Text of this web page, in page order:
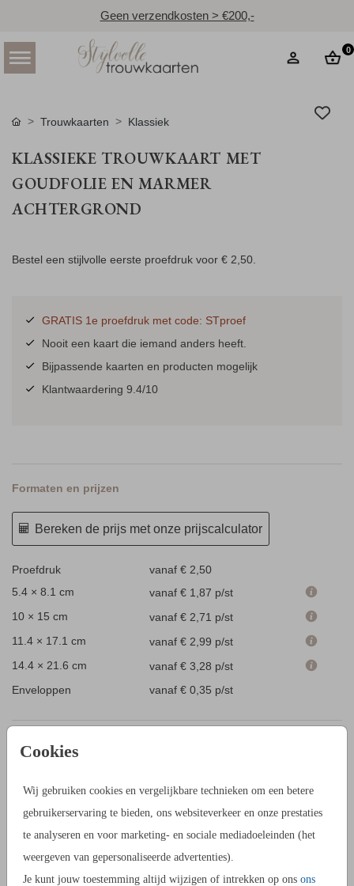
Geen verzendkosten > €200,-
0
Cookies
Wij gebruiken cookies en vergelijkbare technieken om een betere
gebruikerservaring te bieden, ons websiteverkeer en onze prestaties
te analyseren en voor marketing- en sociale mediadoeleinden (het
weergeven van gepersonaliseerde advertenties).
Je kunt jouw toestemming altijd wijzigen of intrekken op ons ons
Trouwkaarten Klassiek
KLASSIEKE TROUWKAART MET
GOUDFOLIE EN MARMER
ACHTERGROND
Bestel een stijlvolle eerste proefdruk voor € 2,50.
GRATIS 1e proefdruk met code: STproef
Nooit een kaart die iemand anders heeft.
Bijpassende kaarten en producten mogelijk
Klantwaardering 9.4/10
Formaten en prijzen
Bereken de prijs met onze prijscalculator
Proefdruk
vanaf € 2,50
5.4 × 8.1 cm
vanaf € 1,87 p/st
10 × 15 cm
vanaf € 2,71 p/st
11.4 × 17.1 cm
vanaf € 2,99 p/st
14.4 × 21.6 cm
vanaf € 3,28 p/st
Enveloppen
vanaf € 0,35 p/st
PRODUCTINFORMATIE
OMSCHRIJVING
Een klassieke trouwkaart met jullie namen in goudfolie met
een lichte marmerlook op de achtergrond. Deze trouwkaart
klassiek kun je helemaal aanpassen naar jullie smaak.